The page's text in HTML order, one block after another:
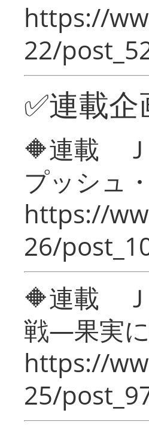
https://
22/
✅連載企
🔶連載
プッシュ
https://
26/
🔶連載 Ｊ
戦―果実
https://
25/